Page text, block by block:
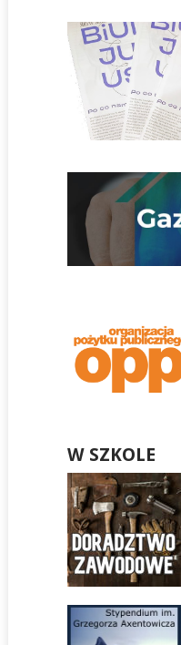
W SZKOLE